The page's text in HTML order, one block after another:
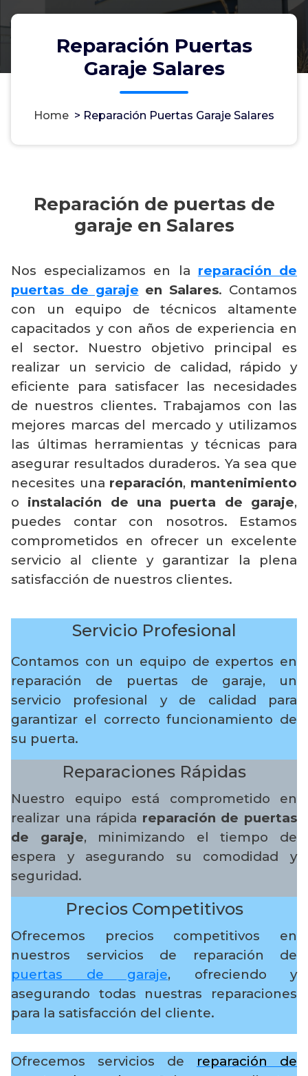
Reparación Puertas
Garaje Salares
Home > Reparación Puertas Garaje Salares
Reparación de puertas de
garaje en Salares
Nos especializamos en la reparación de
puertas de garaje en Salares. Contamos
con un equipo de técnicos altamente
capacitados y con años de experiencia en
el sector. Nuestro objetivo principal es
realizar un servicio de calidad, rápido y
eficiente para satisfacer las necesidades
de nuestros clientes. Trabajamos con las
mejores marcas del mercado y utilizamos
las últimas herramientas y técnicas para
asegurar resultados duraderos. Ya sea que
necesites una reparación, mantenimiento
o instalación de una puerta de garaje,
puedes contar con nosotros. Estamos
comprometidos en ofrecer un excelente
servicio al cliente y garantizar la plena
satisfacción de nuestros clientes.
Servicio Profesional
Contamos con un equipo de expertos en
reparación de puertas de garaje, un
servicio profesional y de calidad para
garantizar el correcto funcionamiento de
su puerta.
Reparaciones Rápidas
Nuestro equipo está comprometido en
realizar una rápida reparación de puertas
de garaje, minimizando el tiempo de
espera y asegurando su comodidad y
seguridad.
Precios Competitivos
Ofrecemos precios competitivos en
nuestros servicios de reparación de
puertas de garaje, ofreciendo y
asegurando todas nuestras reparaciones
para la satisfacción del cliente.
Ofrecemos servicios de reparación de